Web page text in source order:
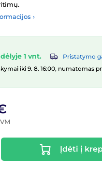
›
1 vnt.
Pristatymo
iki 9. 8. 16:00, numatomas
Įdėti į